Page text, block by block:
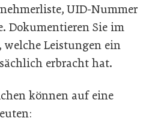
UID-Nummer
Dokumentieren Sie im
Leistungen ein
erbracht hat.
können auf eine